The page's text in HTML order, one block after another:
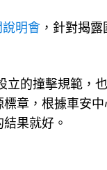
明會 ，針對揭
立的撞擊規範，
章，根據車安
果就好。